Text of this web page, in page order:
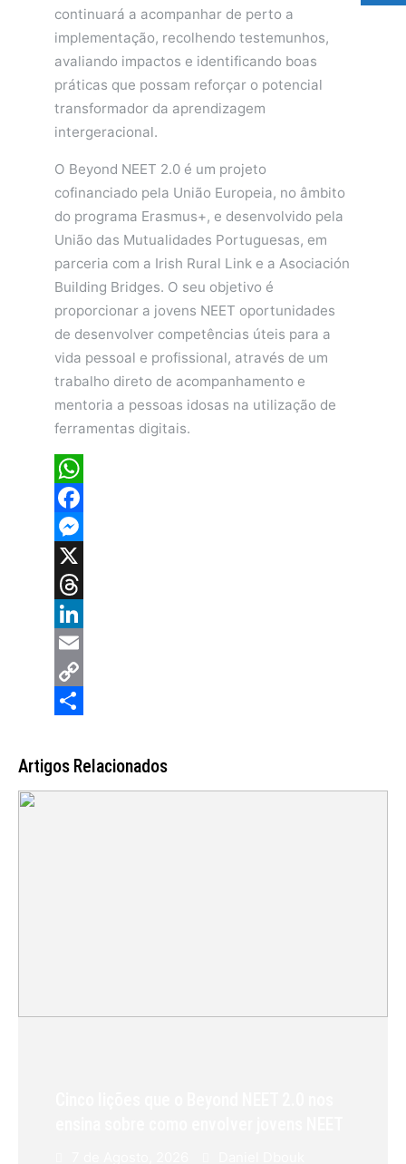
continuará a acompanhar de perto a
implementação, recolhendo testemunhos,
avaliando impactos e identificando boas
práticas que possam reforçar o potencial
transformador da aprendizagem
intergeracional.
O Beyond NEET 2.0 é um projeto
cofinanciado pela União Europeia, no âmbito
do programa Erasmus+, e desenvolvido pela
União das Mutualidades Portuguesas, em
parceria com a Irish Rural Link e a Asociación
Building Bridges. O seu objetivo é
proporcionar a jovens NEET oportunidades
de desenvolver competências úteis para a
vida pessoal e profissional, através de um
trabalho direto de acompanhamento e
mentoria a pessoas idosas na utilização de
ferramentas digitais.
WhatsApp
Facebook
Messenger
X
Threads
LinkedIn
Email
Copy
Artigos Relacionados